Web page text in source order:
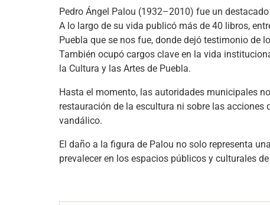
Pedro Ángel Palou (1932–2010) fue un
A lo largo de su vida publicó más de 40 libros,
Puebla que se nos fue, donde dejó testimonio de
También ocupó cargos clave en la vida
la Cultura y las Artes de Puebla.
Hasta el momento, las autoridades municipales
restauración de la escultura ni sobre las
vandálico.
El daño a la figura de Palou no solo representa
prevalecer en los espacios públicos y culturales